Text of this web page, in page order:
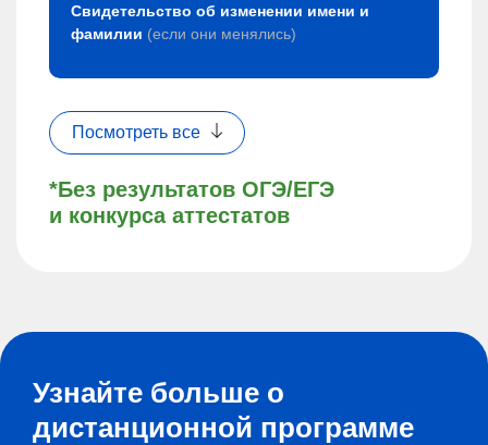
*Без результатов ОГЭ/ЕГЭ
и конкурса аттестатов
Свидетельство об изменении имени и
фамилии (если они менялись)
Посмотреть все
Узнайте больше о
дистанционной программе